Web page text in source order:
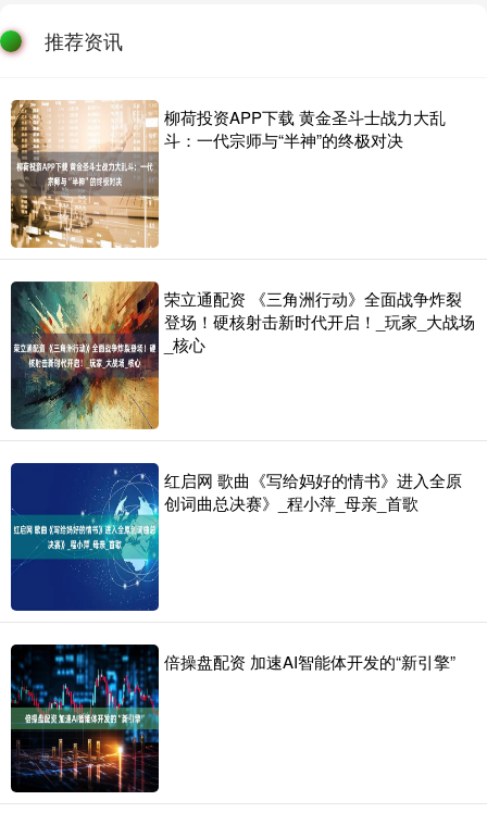
推荐资讯
柳荷投资APP下载 黄金圣斗士战力大乱
斗：一代宗师与“半神”的终极对决
荣立通配资 《三角洲行动》全面战争炸裂
登场！硬核射击新时代开启！_玩家_大战场
_核心
红启网 歌曲《写给妈好的情书》进入全原
创词曲总决赛》_程小萍_母亲_首歌
倍操盘配资 加速AI智能体开发的“新引擎”